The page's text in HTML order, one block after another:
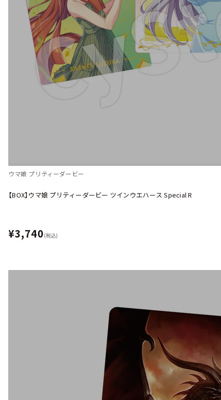
ウマ娘 プリティーダービー
【BOX】ウマ娘 プリティーダービー ツインウエハース Special R
¥3,740 (税込)